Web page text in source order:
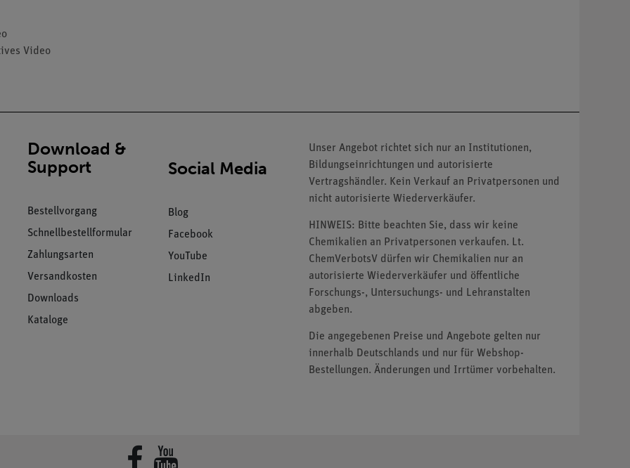
Video
Download &
Support
Bestellvorgang
Schnellbestellformular
Zahlungsarten
Versandkosten
Downloads
Kataloge
Social Media
Blog
Facebook
YouTube
LinkedIn
Unser Angebot richtet sich nur an Institutionen,
Bildungseinrichtungen und autorisierte
Vertragshändler. Kein Verkauf an Privatpersonen und
nicht autorisierte Wiederverkäufer.
HINWEIS: Bitte beachten Sie, dass wir keine
Chemikalien an Privatpersonen verkaufen. Lt.
ChemVerbotsV dürfen wir Chemikalien nur an
autorisierte Wiederverkäufer und öffentliche
Forschungs-, Untersuchungs- und Lehranstalten
abgeben.
Die angegebenen Preise und Angebote gelten nur
innerhalb Deutschlands und nur für Webshop-
Bestellungen. Änderungen und Irrtümer vorbehalten.